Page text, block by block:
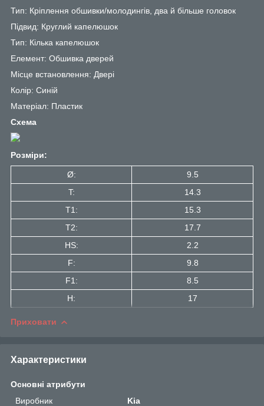
Тип: Кріплення обшивки/молодингів, два й більше головок
Підвид: Круглий капелюшок
Тип: Кілька капелюшок
Елемент: Обшивка дверей
Місце встановлення: Двері
Колір: Синій
Матеріал: Пластик
Схема
Розміри:
Ø:
9.5
T:
14.3
T1:
15.3
Т2:
17.7
HS:
2.2
F:
9.8
F1:
8.5
H:
17
Приховати
Характеристики
Основні атрибути
Виробник
Kia